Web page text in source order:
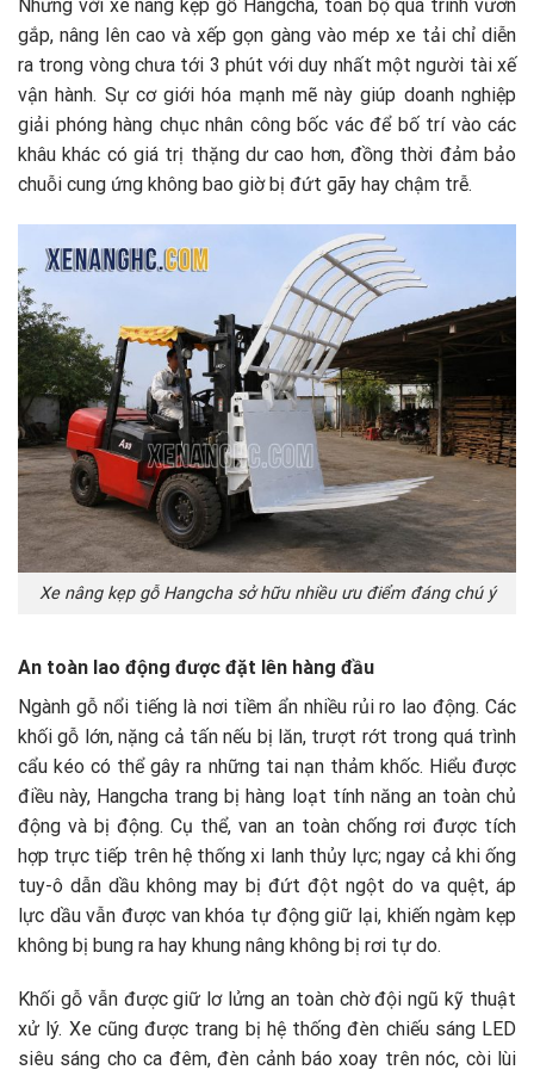
Nhưng với xe nâng kẹp gỗ Hangcha, toàn bộ quá trình vươn
gắp, nâng lên cao và xếp gọn gàng vào mép xe tải chỉ diễn
ra trong vòng chưa tới 3 phút với duy nhất một người tài xế
vận hành. Sự cơ giới hóa mạnh mẽ này giúp doanh nghiệp
giải phóng hàng chục nhân công bốc vác để bố trí vào các
khâu khác có giá trị thặng dư cao hơn, đồng thời đảm bảo
chuỗi cung ứng không bao giờ bị đứt gãy hay chậm trễ.
Xe nâng kẹp gỗ Hangcha sở hữu nhiều ưu điểm đáng chú ý
An toàn lao động được đặt lên hàng đầu
Ngành gỗ nổi tiếng là nơi tiềm ẩn nhiều rủi ro lao động. Các
khối gỗ lớn, nặng cả tấn nếu bị lăn, trượt rớt trong quá trình
cẩu kéo có thể gây ra những tai nạn thảm khốc. Hiểu được
điều này, Hangcha trang bị hàng loạt tính năng an toàn chủ
động và bị động. Cụ thể, van an toàn chống rơi được tích
hợp trực tiếp trên hệ thống xi lanh thủy lực; ngay cả khi ống
tuy-ô dẫn dầu không may bị đứt đột ngột do va quệt, áp
lực dầu vẫn được van khóa tự động giữ lại, khiến ngàm kẹp
không bị bung ra hay khung nâng không bị rơi tự do.
Khối gỗ vẫn được giữ lơ lửng an toàn chờ đội ngũ kỹ thuật
xử lý. Xe cũng được trang bị hệ thống đèn chiếu sáng LED
siêu sáng cho ca đêm, đèn cảnh báo xoay trên nóc, còi lùi